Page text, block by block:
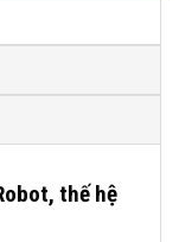
thế hệ